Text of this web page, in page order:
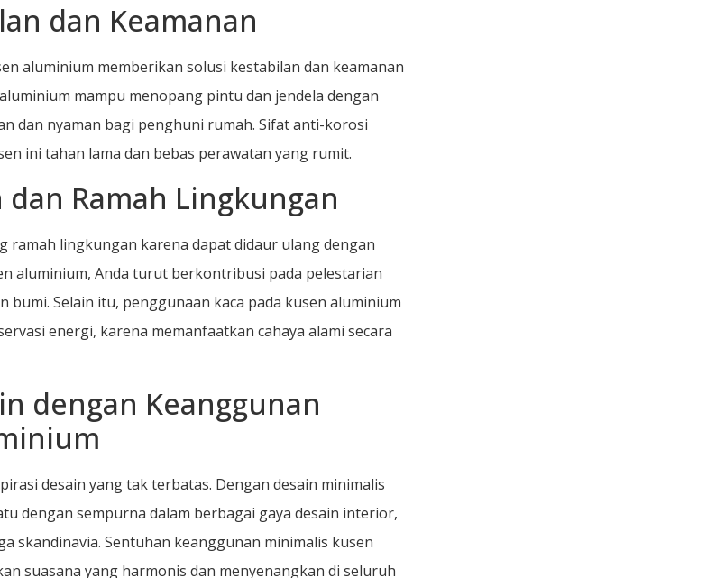
dan Keamanan
aluminium memberikan solusi kestabilan dan keamanan
mampu menopang pintu dan jendela dengan
dan nyaman bagi penghuni rumah. Sifat anti-korosi
ini tahan lama dan bebas perawatan yang rumit.
Ramah Lingkungan
ramah lingkungan karena dapat didaur ulang dengan
aluminium, Anda turut berkontribusi pada pelestarian
bumi. Selain itu, penggunaan kaca pada kusen aluminium
energi, karena memanfaatkan cahaya alami secara
dengan Keanggunan
desain yang tak terbatas. Dengan desain minimalis
dengan sempurna dalam berbagai gaya desain interior,
skandinavia. Sentuhan keanggunan minimalis kusen
suasana yang harmonis dan menyenangkan di seluruh